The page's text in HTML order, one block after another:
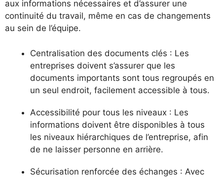
aux informations nécessaires et d’assurer une
continuité du travail, même en cas de changements
au sein de l’équipe.
Centralisation des documents clés : Les
entreprises doivent s’assurer que les
documents importants sont tous regroupés en
un seul endroit, facilement accessible à tous.
Accessibilité pour tous les niveaux : Les
informations doivent être disponibles à tous
les niveaux hiérarchiques de l’entreprise, afin
de ne laisser personne en arrière.
Sécurisation renforcée des échanges : Avec